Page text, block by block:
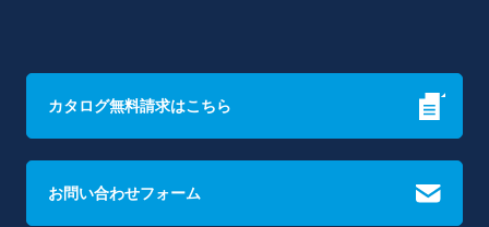
カタログ無料請求はこちら
お問い合わせフォーム